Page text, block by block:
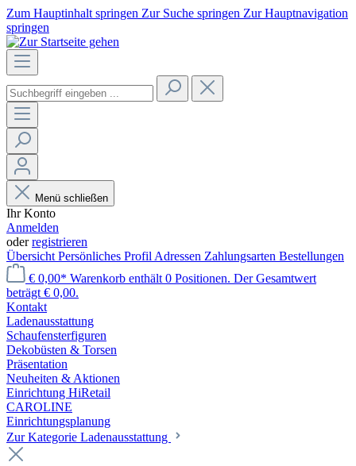
Zum Hauptinhalt springen Zur Suche springen Zur Hauptnavigation
springen
Menü schließen
Ihr Konto
Anmelden
oderregistrieren
Übersicht Persönliches Profil Adressen Zahlungsarten Bestellungen
€ 0,00* Warenkorb enthält 0 Positionen. Der Gesamtwert
beträgt € 0,00.
Kontakt
Laden­ausstattung
Schaufenster­figuren
Dekobüsten & Torsen
Präsentation
Neuheiten & Aktionen
Einrichtung HiRetail
CAROLINE
Einrichtungsplanung
Zur Kategorie Laden­ausstattung